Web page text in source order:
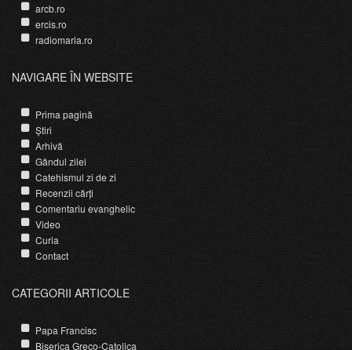
arcb.ro
ercis.ro
radiomaria.ro
NAVIGARE ÎN WEBSITE
Prima pagină
Știri
Arhivă
Gândul zilei
Catehismul zi de zi
Recenzii cărți
Comentariu evanghelic
Video
Curia
Contact
CATEGORII ARTICOLE
Papa Francisc
Biserica Greco-Catolica